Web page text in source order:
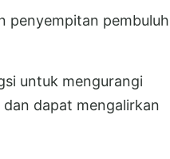
penyempitan pembuluh
untuk mengurangi
dapat mengalirkan